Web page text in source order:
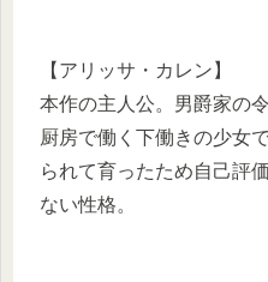
【アリッサ・カレン】
本作の主人公。男爵家の
厨房で働く下働きの少女
られて育ったため自己評
ない性格。